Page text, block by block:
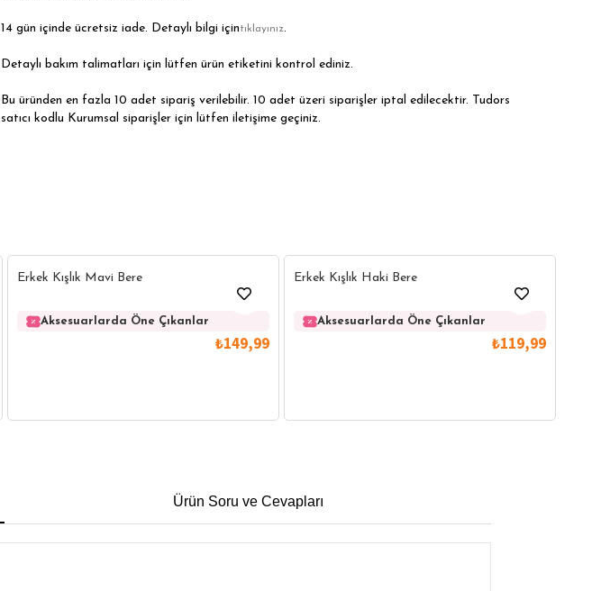
14 gün içinde ücretsiz iade. Detaylı bilgi içintıklayınız.
Detaylı bakım talimatları için lütfen ürün etiketini kontrol ediniz.
Bu üründen en fazla 10 adet sipariş verilebilir. 10 adet üzeri siparişler iptal edilecektir. Tudors
satıcı kodlu Kurumsal siparişler için lütfen iletişime geçiniz.
Erkek Kışlık Mavi Bere
Aksesuarlarda Öne Çıkanlar
₺149,99
Erkek Kışlık Haki Bere
Aksesuarlarda Öne Çıkanlar
₺119,99
Ürün Soru ve Cevapları